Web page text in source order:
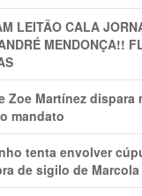
LEITÃO CALA
MENDONÇA!!
Zoe Martínez dispara
mandato
tenta envolver
de sigilo de Marcola